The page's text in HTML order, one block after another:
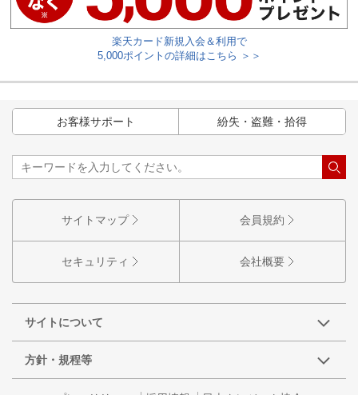
楽天カード新規入会＆利用で
5,000ポイントの詳細はこちら ＞＞
お客様サポート 紛失・盗難・拾得
サイトマップ 会員規約
セキュリティ 会社概要
サイトについて
方針・規程等